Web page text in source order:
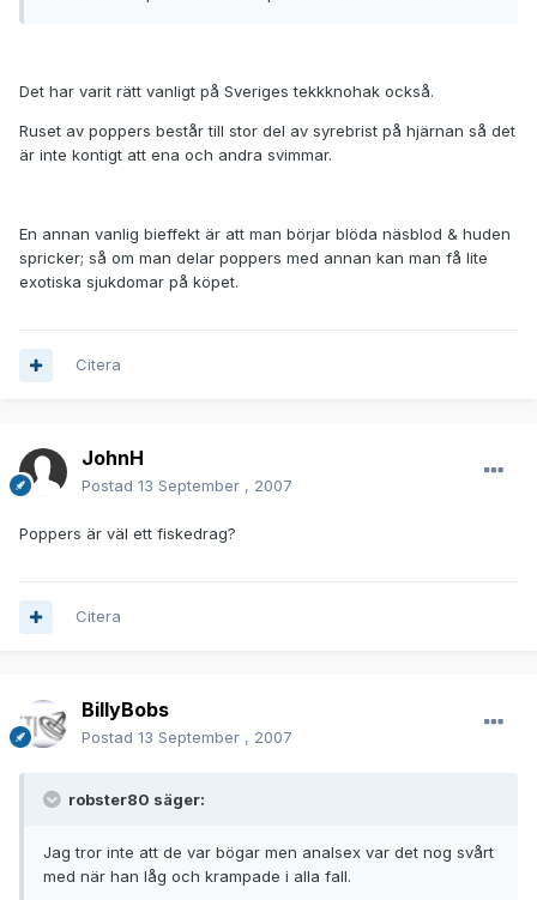
Det har varit rätt vanligt på Sveriges tekkknohak också.
Ruset av poppers består till stor del av syrebrist på hjärnan så det
är inte kontigt att ena och andra svimmar.
En annan vanlig bieffekt är att man börjar blöda näsblod & huden
spricker; så om man delar poppers med annan kan man få lite
exotiska sjukdomar på köpet.
Citera
JohnH
Postad 13 September , 2007
Poppers är väl ett fiskedrag?
Citera
BillyBobs
Postad 13 September , 2007
robster80 säger:
Jag tror inte att de var bögar men analsex var det nog svårt
med när han låg och krampade i alla fall.